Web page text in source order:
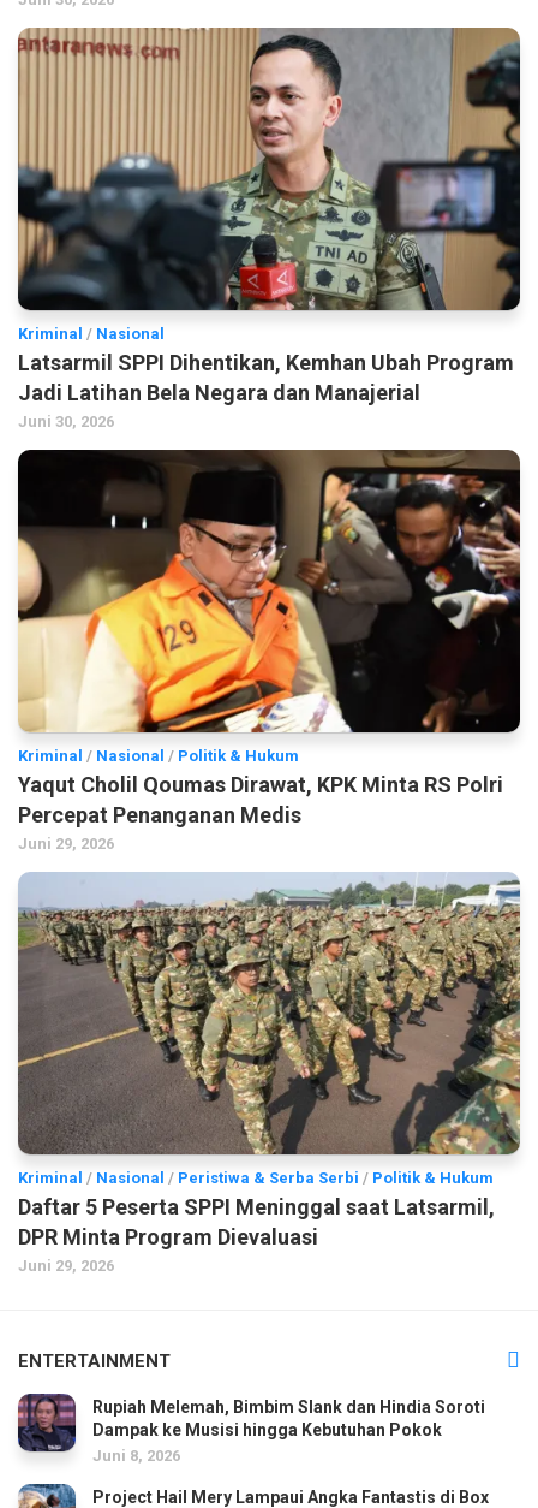
Kriminal / Nasional
Latsarmil SPPI Dihentikan, Kemhan Ubah Program
Jadi Latihan Bela Negara dan Manajerial
Juni 30, 2026
Kriminal / Nasional / Politik & Hukum
Yaqut Cholil Qoumas Dirawat, KPK Minta RS Polri
Percepat Penanganan Medis
Juni 29, 2026
Kriminal / Nasional / Peristiwa & Serba Serbi / Politik & Hukum
Daftar 5 Peserta SPPI Meninggal saat Latsarmil,
DPR Minta Program Dievaluasi
Juni 29, 2026
ENTERTAINMENT
Rupiah Melemah, Bimbim Slank dan Hindia Soroti
Dampak ke Musisi hingga Kebutuhan Pokok
Juni 8, 2026
Project Hail Mery Lampaui Angka Fantastis di Box